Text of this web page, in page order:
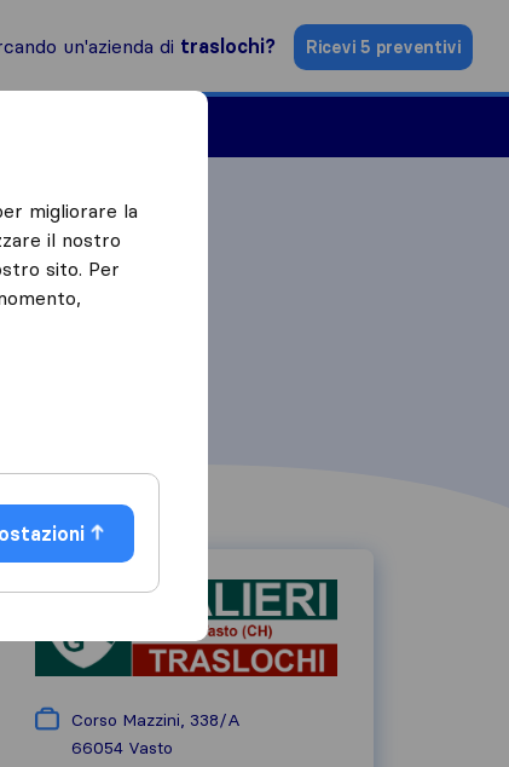
un'azienda di traslochi? Ricevi 5 preventivi
Corso Mazzini, 338/A
66054 Vasto
migliorare la
il nostro
sito. Per